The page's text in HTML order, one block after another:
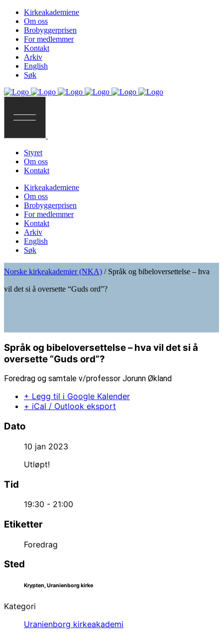
Kirkeakademiene
Om oss
Brobyggerprisen
For medlemmer
Kontakt
Arkiv
English
Søk
Styret
Om oss
Kontakt
Kirkeakademiene
Om oss
Brobyggerprisen
For medlemmer
Kontakt
Arkiv
English
Søk
Norske kirkeakademier (NKA) / Språk og bibeloversettelse – hva
vil det si å oversette “Guds ord”?
Språk og bibeloversettelse – hva vil det si å
oversette “Guds ord”?
Foredrag og samtale v/professor Jorunn Økland
+ Legg til i Google Kalender
+ iCal / Outlook eksport
Dato
10 jan 2023
Utløpt!
Tid
19:30 - 21:00
Etiketter
Foredrag
Sted
Krypten, Uranienborg kirke
Kategori
Uranienborg kirkeakademi